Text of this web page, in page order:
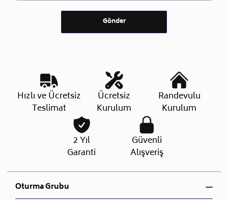
Gönder
Hızlı ve Ücretsiz
Teslimat
Ücretsiz
Kurulum
Randevulu
Kurulum
2 Yıl
Garanti
Güvenli
Alışveriş
Oturma Grubu